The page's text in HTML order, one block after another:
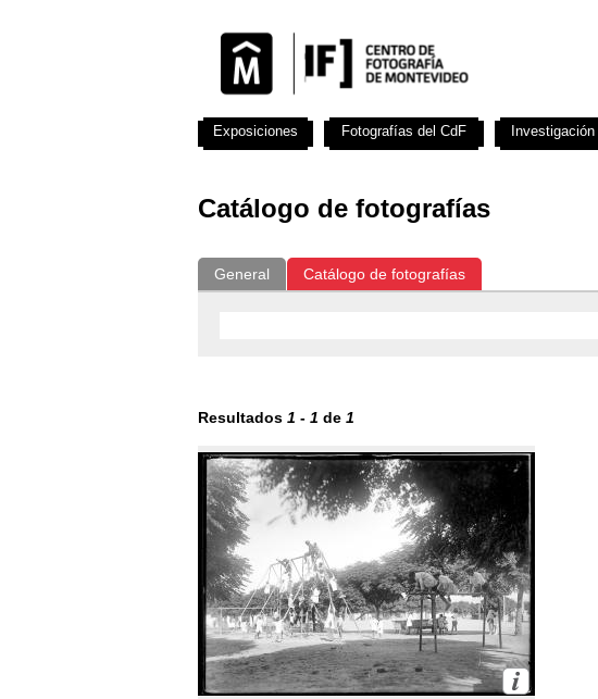
Catálogo de fotografías
General Catálogo de fotografías
Resultados 1 - 1 de 1
Exposiciones Fotografías del CdF Investigación